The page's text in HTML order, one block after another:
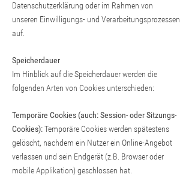
Datenschutzerklärung oder im Rahmen von
unseren Einwilligungs- und Verarbeitungsprozessen
auf.
Speicherdauer
Im Hinblick auf die Speicherdauer werden die
folgenden Arten von Cookies unterschieden:
Temporäre Cookies (auch: Session- oder Sitzungs-
Cookies):Temporäre Cookies werden spätestens
gelöscht, nachdem ein Nutzer ein Online-Angebot
verlassen und sein Endgerät (z.B. Browser oder
mobile Applikation) geschlossen hat.